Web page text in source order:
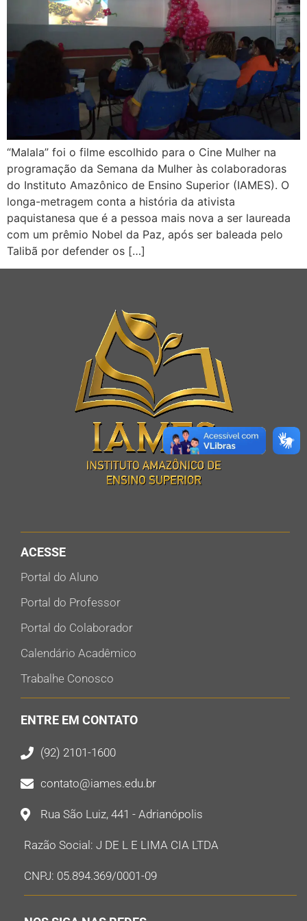
“Malala” foi o filme escolhido para o Cine Mulher na
programação da Semana da Mulher às colaboradoras
do Instituto Amazônico de Ensino Superior (IAMES). O
longa-metragem conta a história da ativista
paquistanesa que é a pessoa mais nova a ser laureada
com um prêmio Nobel da Paz, após ser baleada pelo
Talibã por defender os […]
ACESSE
Portal do Aluno
Portal do Professor
Portal do Colaborador
Calendário Acadêmico
Trabalhe Conosco
ENTRE EM CONTATO
(92) 2101-1600
contato@iames.edu.br
Rua São Luiz, 441 - Adrianópolis
Razão Social: J DE L E LIMA CIA LTDA
CNPJ: 05.894.369/0001-09